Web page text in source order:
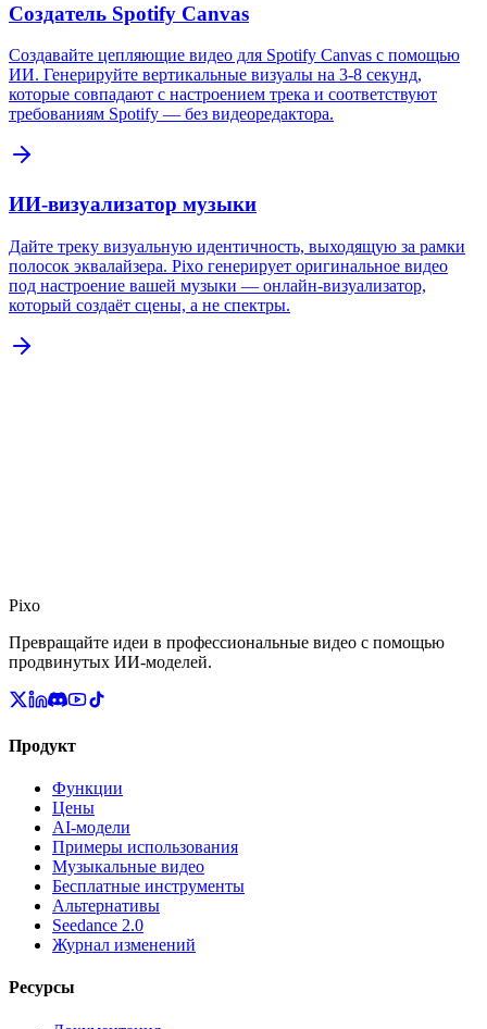
Создатель Spotify Canvas
Создавайте цепляющие видео для Spotify Canvas с помощью
ИИ. Генерируйте вертикальные визуалы на 3-8 секунд,
которые совпадают с настроением трека и соответствуют
требованиям Spotify — без видеоредактора.
ИИ-визуализатор музыки
Дайте треку визуальную идентичность, выходящую за рамки
полосок эквалайзера. Pixo генерирует оригинальное видео
под настроение вашей музыки — онлайн-визуализатор,
который создаёт сцены, а не спектры.
Pixo
Превращайте идеи в профессиональные видео с помощью
продвинутых ИИ-моделей.
Продукт
Функции
Цены
AI-модели
Примеры использования
Музыкальные видео
Бесплатные инструменты
Альтернативы
Seedance 2.0
Журнал изменений
Ресурсы